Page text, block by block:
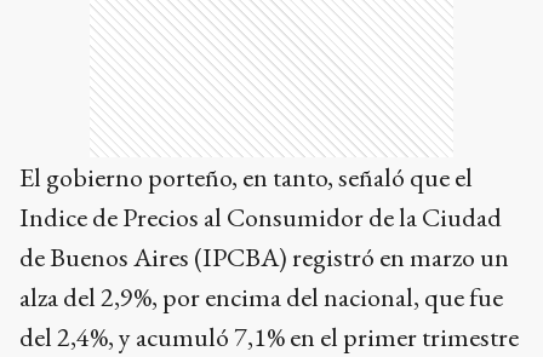
El gobierno porteño, en tanto, señaló que el
Indice de Precios al Consumidor de la Ciudad
de Buenos Aires (IPCBA) registró en marzo un
alza del 2,9%, por encima del nacional, que fue
del 2,4%, y acumuló 7,1% en el primer trimestre